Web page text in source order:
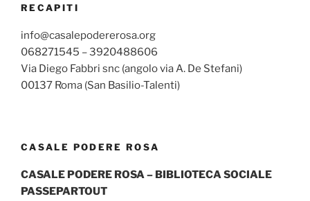
RECAPITI
info@casalepodererosa.org
068271545 – 3920488606
Via Diego Fabbri snc (angolo via A. De Stefani)
00137 Roma (San Basilio-Talenti)
CASALE PODERE ROSA
CASALE PODERE ROSA – BIBLIOTECA SOCIALE
PASSEPARTOUT